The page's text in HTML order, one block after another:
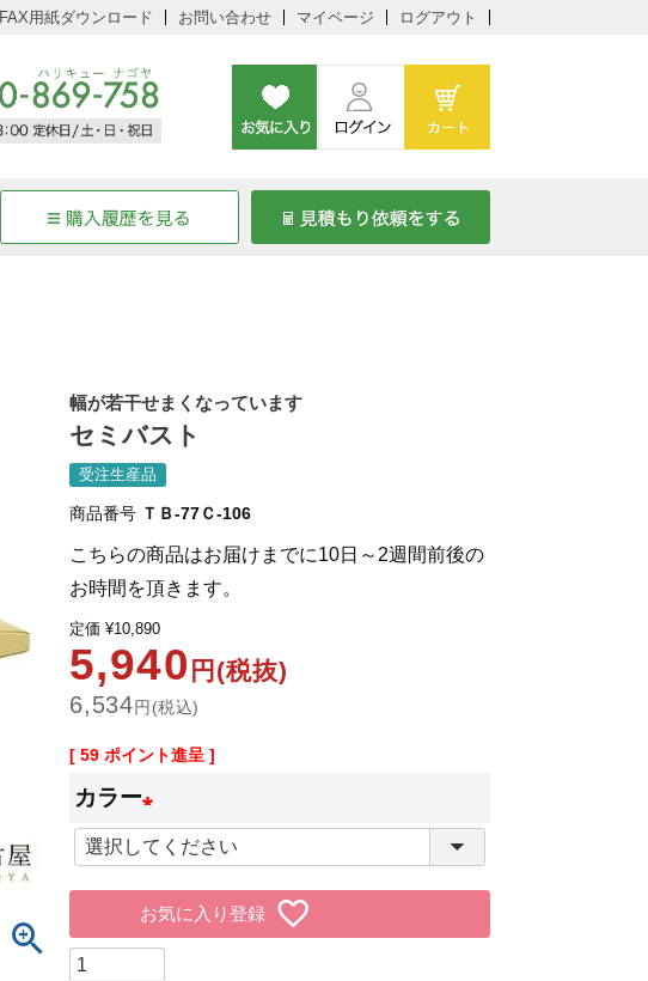
FAX用紙ダウンロード お問い合わせ マイページ ログアウト
幅が若干せまくなっています
セミバスト
受注生産品
商品番号 ＴＢ-77Ｃ-106
こちらの商品はお届けまでに10日～2週間前後の
お時間を頂きます。
定価 ¥10,890
5,940 円(税抜)
6,534円(税込)
[ 59 ポイント進呈 ]
カラー
(
必
須
お気に入り登録